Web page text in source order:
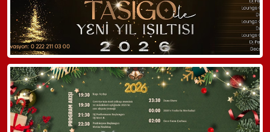
WhatsApp ile Bilgi Alın
Hemen Arayın
Detaylı Bilgi Alın